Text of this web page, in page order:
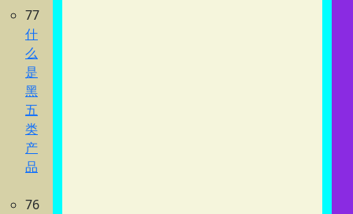
77
什
么
是
黑
五
类
产
品
76